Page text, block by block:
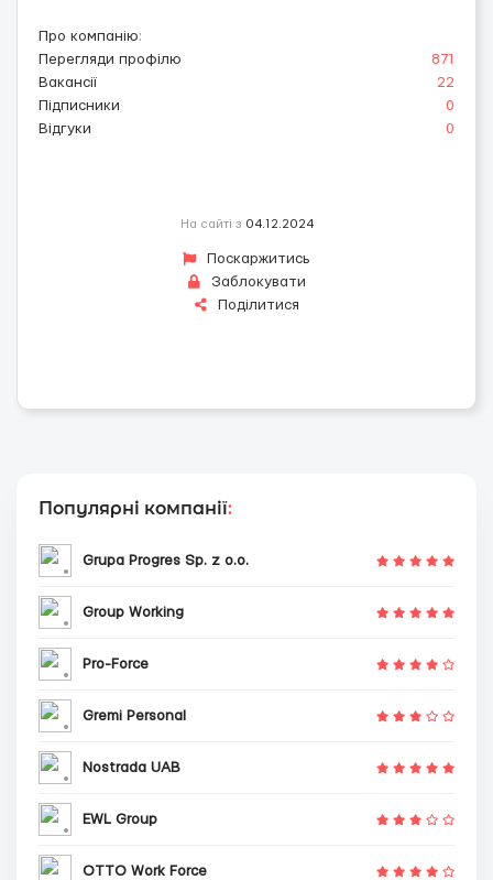
Про компанію:
Перегляди профілю
871
Вакансії
22
Підписники
0
Відгуки
0
На сайті з 04.12.2024
Поскаржитись
Заблокувати
Поділитися
Популярні компанії:
Grupa Progres Sp. z o.o.
Group Working
Pro-Force
Gremi Personal
Nostrada UAB
EWL Group
OTTO Work Force